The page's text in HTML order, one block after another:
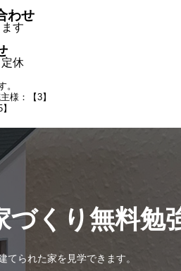
わせ
す
休
。
様：【3】
くり無料勉
られた家を見学できます。